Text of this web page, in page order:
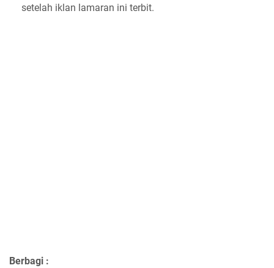
setelah iklan lamaran ini terbit.
Berbagi :